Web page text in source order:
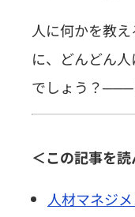
人に何かを教
に、どんどん
でしょう？───
＜この記事を
人材マネジ